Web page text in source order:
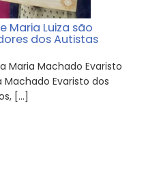
Maria Luiza são
dos Autistas
Maria Machado Evaristo
Machado Evaristo dos
[…]